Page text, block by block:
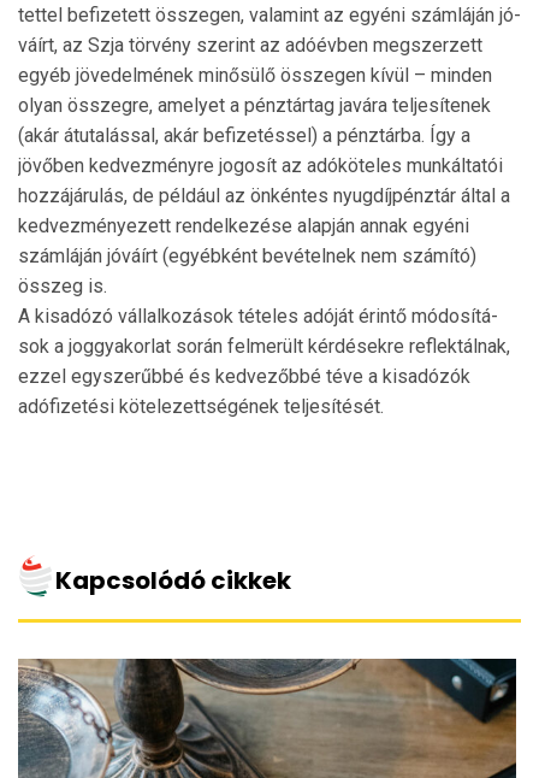
tettel befizetett összegen, valamint az egyéni számláján jó­
váírt, az Szja törvény szerint az adóévben megszerzett
egyéb jövedelmének minősülő összegen kívül – minden
olyan összegre, amelyet a pénztártag javára teljesítenek
(akár átutalással, akár befizetéssel) a pénztárba. Így a
jövőben kedvezményre jogosít az adóköteles munkáltatói
hozzájárulás, de például az önkéntes nyugdíjpénztár által a
ked­vezményezett rendelke­zése alapján annak egyéni
számláján jóváírt (egyébként bevételnek nem számító)
összeg is.
A kisadózó vállalkozások tételes adóját érintő módo­sítá­
sok a joggyakorlat során felmerült kérdésekre reflektálnak,
ezzel egyszerűbbé és kedvezőbbé téve a kisadózók
adófizetési kötelezettségének teljesítését.
Kapcsolódó cikkek